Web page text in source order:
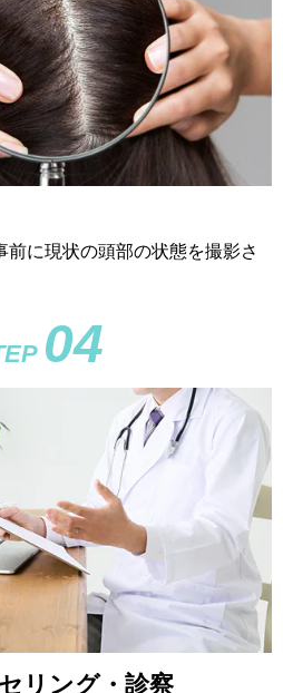
に現状の頭部の状態を撮影さ
04
リング・診察